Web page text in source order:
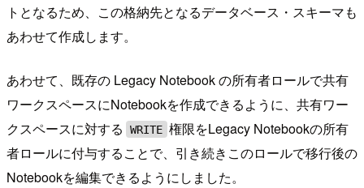
トとなるため、この格納先となるデータベース・スキーマも
あわせて作成します。
あわせて、既存の Legacy Notebook の所有者ロールで共有
ワークスペースにNotebookを作成できるように、共有ワー
クスペースに対する
WRITE 権限をLegacy Notebookの所有
者ロールに付与することで、引き続きこのロールで移行後の
Notebookを編集できるようにしました。